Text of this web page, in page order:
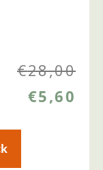
€28,00
€5,60